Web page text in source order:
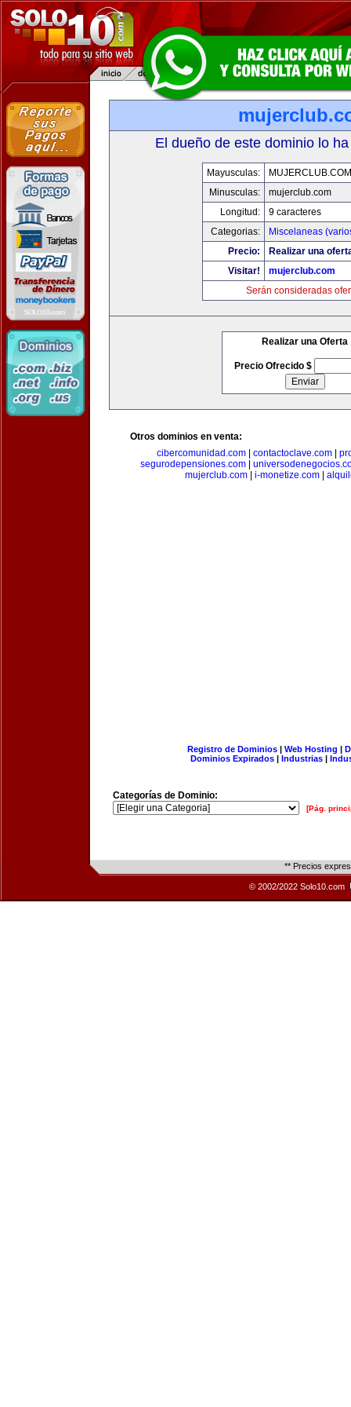
El dueño de este dominio lo
Mayusculas:
MUJERCLUB.COM
Minusculas:
mujerclub.com
Longitud:
9 caracteres
Categorias:
Miscelaneas
Precio:
Realizar una
Visitar!
mujerclub.com
Serán consideradas
Realizar una Oferta
Precio Ofrecido $
Otros dominios en venta:
cibercomunidad.com
contactoclave.com
segurodepensiones.com
mujerclub.com
i-monetize.com
Registro de Dominios| Web Hosting |
Dominios Expirados | Industrias |
Categorías de Dominio:
[Pág.
** Precios
© 2002/2022 Solo10.com